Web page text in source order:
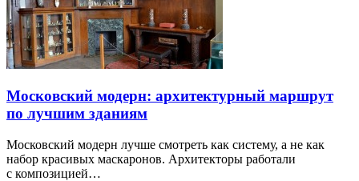
Московский модерн: архитектурный маршрут
по лучшим зданиям
Московский модерн лучше смотреть как систему, а не как
набор красивых маскаронов. Архитекторы работали
с композицией…